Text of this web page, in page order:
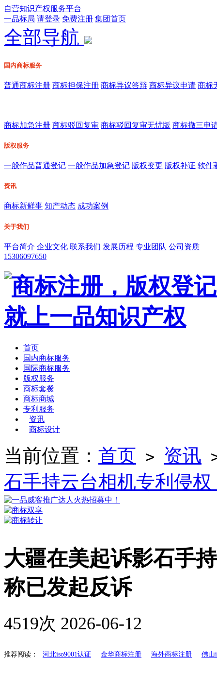
自营知识产权服务平台
一品标局 请登录 免费注册 集团首页
全部导航
国内商标服务
普通商标注册 商标担保注册 商标异议答辩 商标异议申请 商标
商标加急注册 商标驳回复审 商标驳回复审无忧版 商标撤三申
版权服务
一般作品普通登记 一般作品加急登记 版权变更 版权补证 软件
资讯
商标新鲜事 知产动态 成功案例
关于我们
平台简介 企业文化 联系我们 发展历程 专业团队 公司资质
15306097650
首页
国内商标服务
国际商标服务
版权服务
商标套餐
商标商城
专利服务
资讯
商标设计
当前位置： 首页 > 资讯
石手持云台相机专利侵
大疆在美起诉影石手
称已发起反诉
4519次 2026-06-12
推荐阅读： 河北iso9001认证 金华商标注册 海外商标注册 佛山